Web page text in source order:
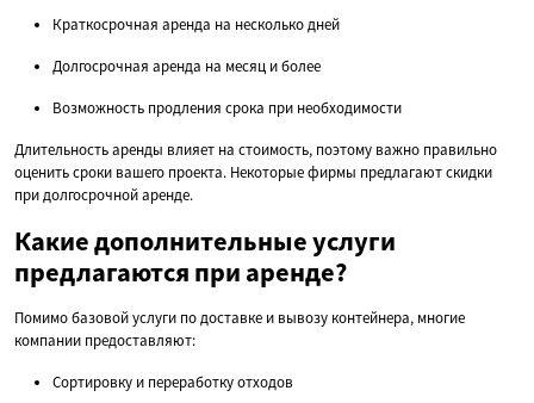
Краткосрочная аренда на несколько дней
Долгосрочная аренда на месяц и более
Возможность продления срока при необходимости
Длительность аренды влияет на стоимость, поэтому важно правильно
оценить сроки вашего проекта. Некоторые фирмы предлагают скидки
при долгосрочной аренде.
Какие дополнительные услуги
предлагаются при аренде?
Помимо базовой услуги по доставке и вывозу контейнера, многие
компании предоставляют:
Сортировку и переработку отходов